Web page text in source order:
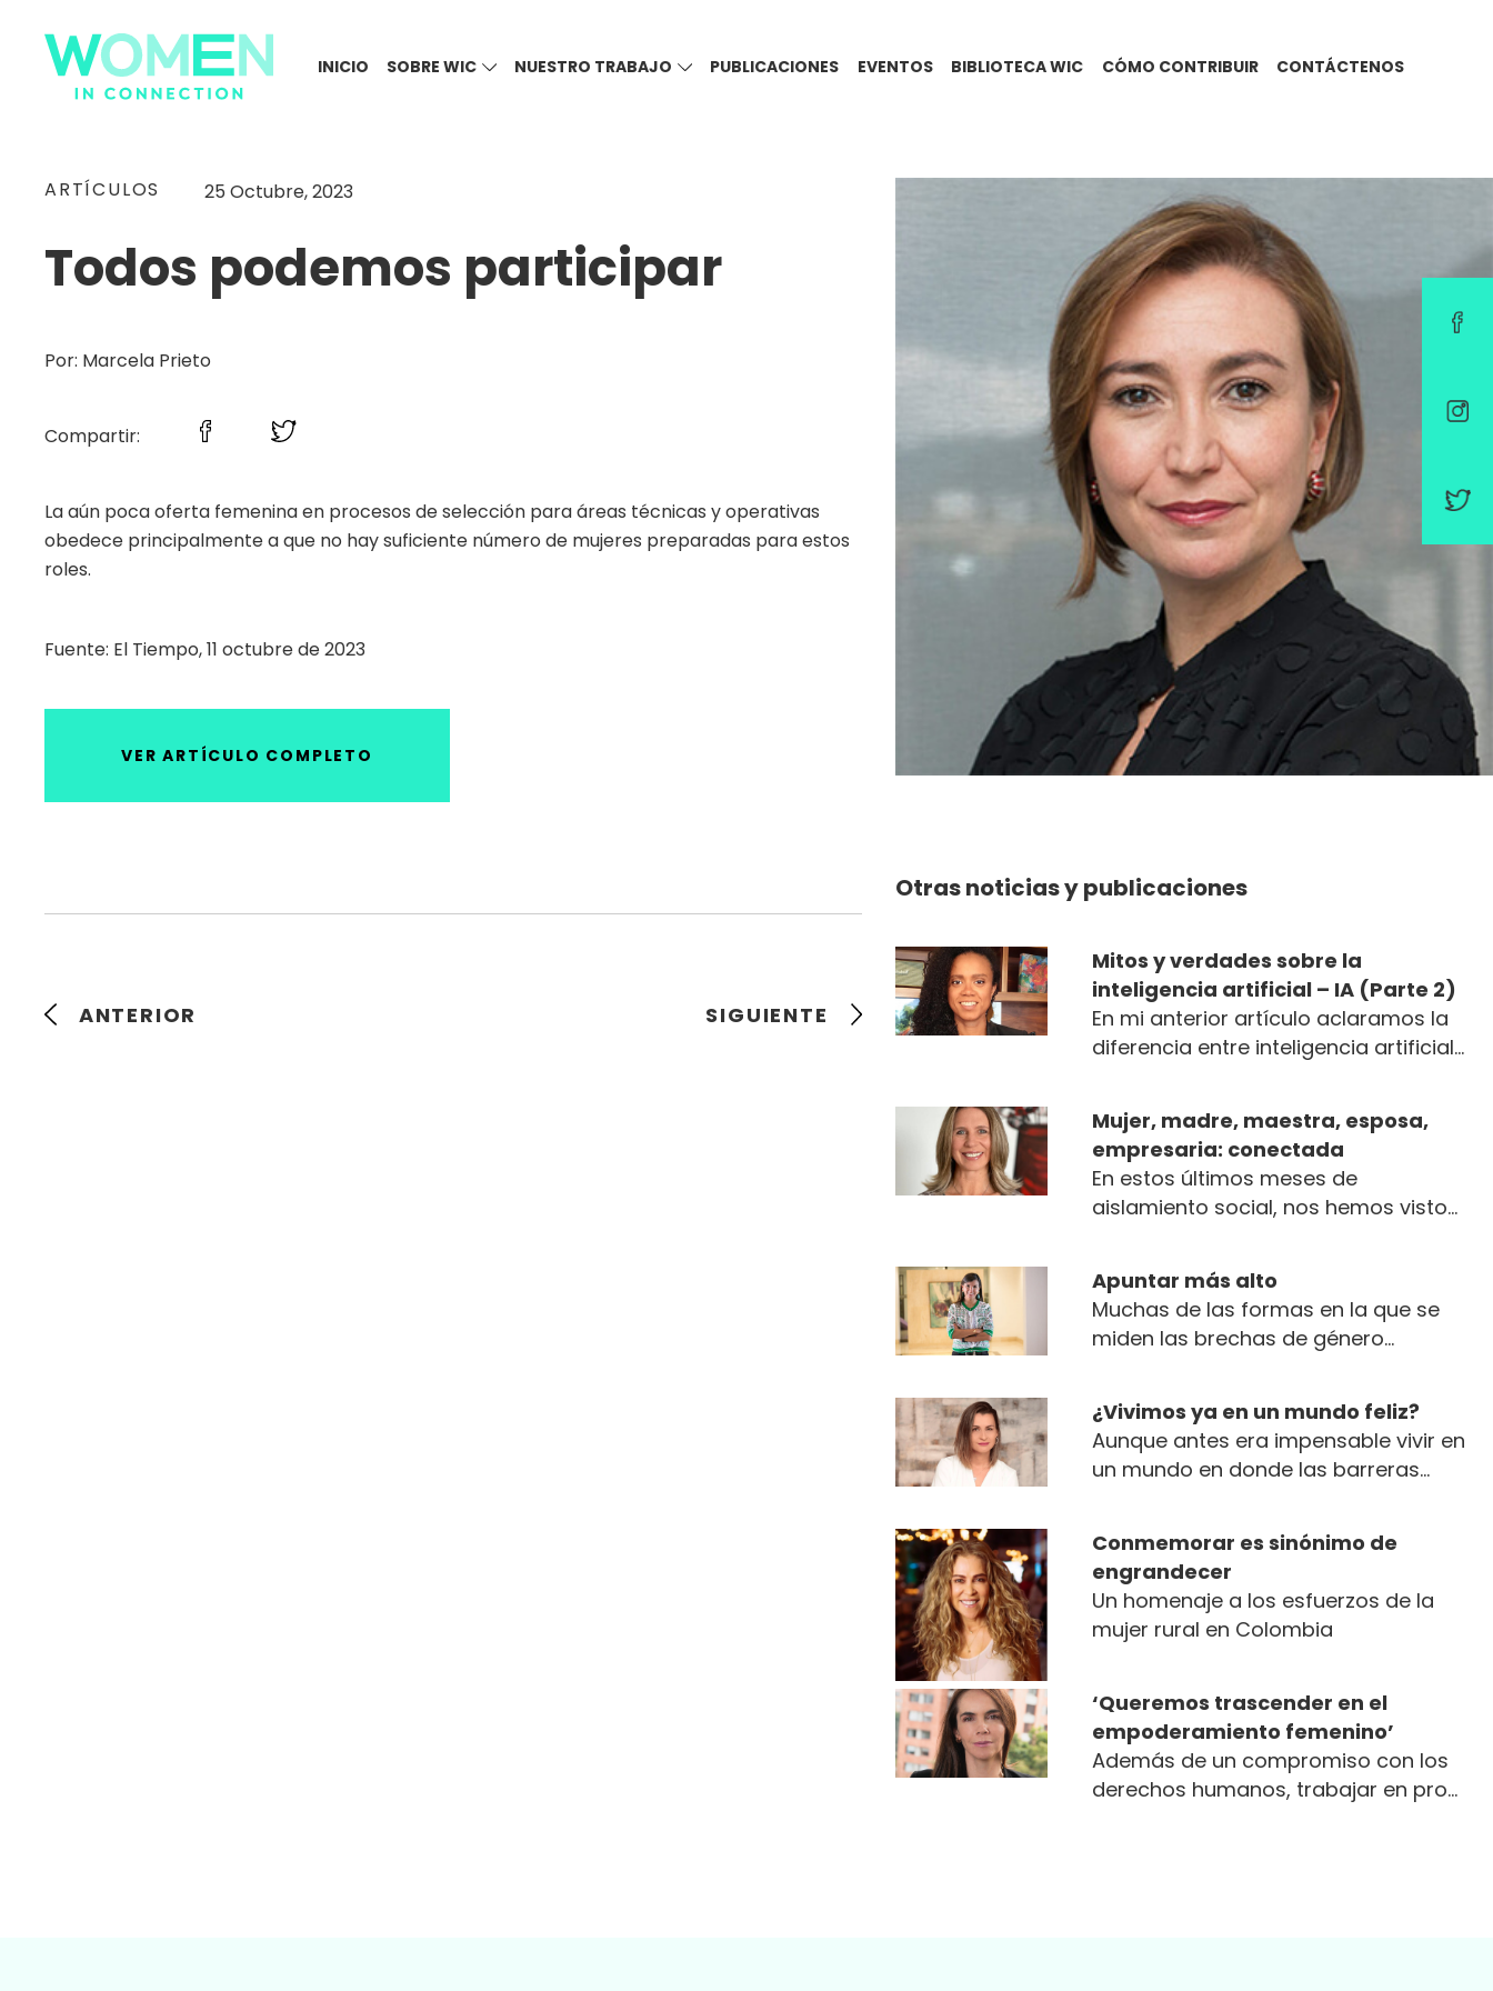
INICIO SOBRE WIC NUESTRO TRABAJO PUBLICACIONES EVENTOS BIBLIOTECA WIC CÓMO CONTRIBUIR CONTÁCTENOS
ARTÍCULOS 25 Octubre, 2023
Todos podemos participar
Por: Marcela Prieto
Compartir:
La aún poca oferta femenina en procesos de selección para áreas técnicas y operativas
obedece principalmente a que no hay suficiente número de mujeres preparadas para estos
roles.
Fuente: El Tiempo, 11 octubre de 2023
VER ARTÍCULO COMPLETO
ANTERIOR SIGUIENTE
Otras noticias y publicaciones
Mitos y verdades sobre la
inteligencia artificial – IA (Parte 2)
En mi anterior artículo aclaramos la
diferencia entre inteligencia artificial
por ...
Mujer, madre, maestra, esposa,
empresaria: conectada
En estos últimos meses de
aislamiento social, nos hemos visto
formas de hacer las cosas...
Apuntar más alto
Muchas de las formas en la que se
miden las brechas de género
¿Vivimos ya en un mundo feliz?
Aunque antes era impensable vivir en
un mundo en donde las barreras
ese mundo cada vez es más real.
¿Cómo prepararse y preparar a los
más jóvenes?
Conmemorar es sinónimo de
engrandecer
Un homenaje a los esfuerzos de la
mujer rural en Colombia
‘Queremos trascender en el
empoderamiento femenino’
Además de un compromiso con los
derechos humanos, trabajar en pro